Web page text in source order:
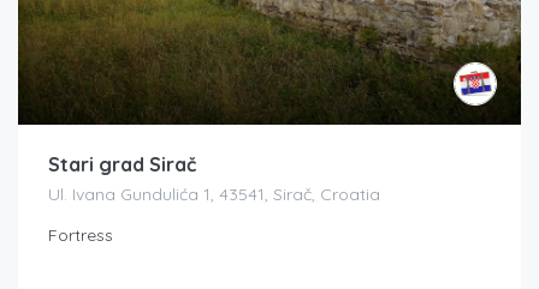
Stari grad Sirač
Ul. Ivana Gundulića 1, 43541, Sirač, Croatia
Fortress